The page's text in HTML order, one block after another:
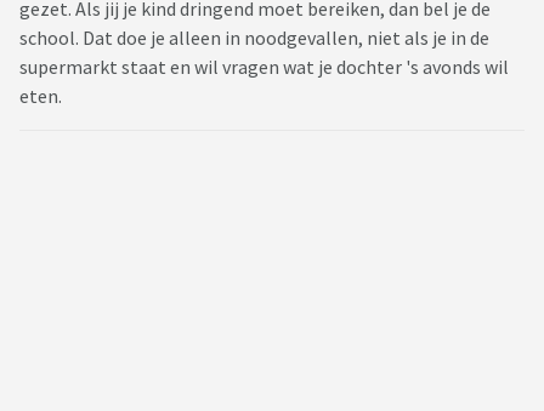
gezet. Als jij je kind dringend moet bereiken, dan bel je de
school. Dat doe je alleen in noodgevallen, niet als je in de
supermarkt staat en wil vragen wat je dochter 's avonds wil
eten.